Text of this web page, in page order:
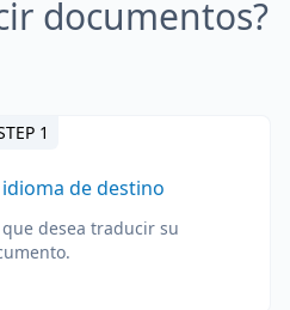
documentos?
1
de destino
desea traducir su